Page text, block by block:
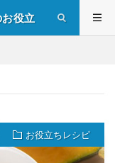
役立
お役立ちレシピ